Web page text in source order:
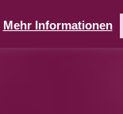
Mehr Informationen